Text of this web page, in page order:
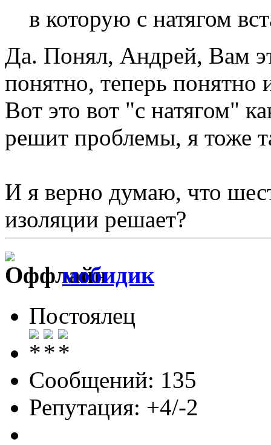
в которую с натягом
Да. Понял, Андрей, Вам
понятно, теперь понятно
Вот это вот "с натягом"
решит проблемы, я тоже
И я верно думаю, что
изоляции решает?
мобидик
Постоялец
Сообщений: 135
Репутация: +4/-2